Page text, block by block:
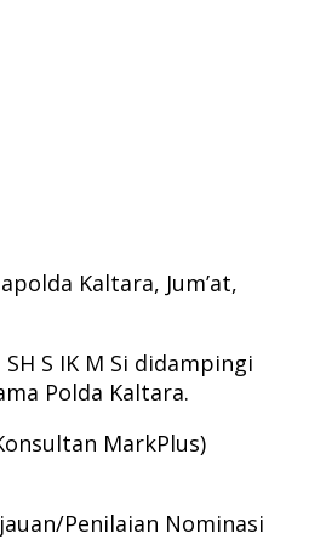
Kaltara, Jum’at,
S IK M Si didampingi
Polda Kaltara.
MarkPlus)
Penilaian Nominasi